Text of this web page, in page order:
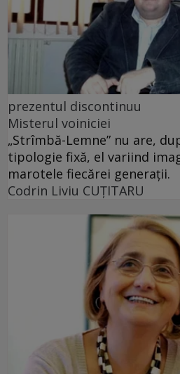
prezentul discontinuu
Misterul voiniciei
„Strîmbă-Lemne” nu are,
tipologie fixă, el variind
marotele fiecărei generaţii.
Codrin Liviu CUŢITARU